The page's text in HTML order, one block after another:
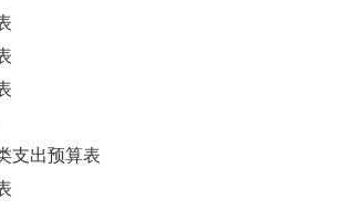
支出预算表